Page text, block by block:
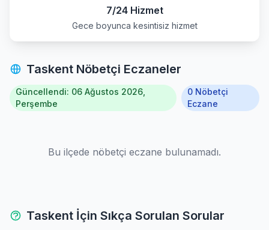
Selcuklu
Seydisehir
Taskent
Yalihuyuk
7/24 Hizmet
Gece boyunca kesintisiz hizmet
Taskent Nöbetçi Eczaneler
Güncellendi: 06 Ağustos 2026,
Perşembe
0 Nöbetçi
Eczane
Bu ilçede nöbetçi eczane bulunamadı.
Taskent İçin Sıkça Sorulan Sorular